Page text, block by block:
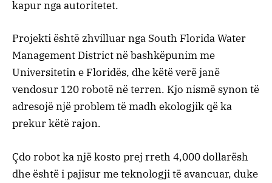
kapur nga autoritetet.
Projekti është zhvilluar nga South Florida Water
Management District në bashkëpunim me
Universitetin e Floridës, dhe këtë verë janë
vendosur 120 robotë në terren. Kjo nismë synon të
adresojë një problem të madh ekologjik që ka
prekur këtë rajon.
Çdo robot ka një kosto prej rreth 4,000 dollarësh
dhe është i pajisur me teknologji të avancuar, duke